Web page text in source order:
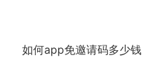
如何app免邀请码多少钱